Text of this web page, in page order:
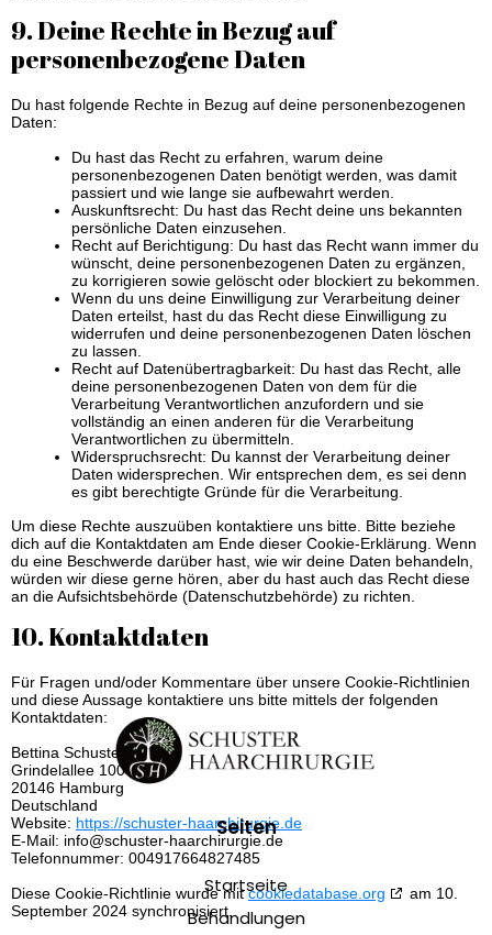
9. Deine Rechte in Bezug auf
personenbezogene Daten
Du hast folgende Rechte in Bezug auf deine personenbezogenen
Daten:
Du hast das Recht zu erfahren, warum deine
personenbezogenen Daten benötigt werden, was damit
passiert und wie lange sie aufbewahrt werden.
Auskunftsrecht: Du hast das Recht deine uns bekannten
persönliche Daten einzusehen.
Recht auf Berichtigung: Du hast das Recht wann immer du
wünscht, deine personenbezogenen Daten zu ergänzen,
zu korrigieren sowie gelöscht oder blockiert zu bekommen.
Wenn du uns deine Einwilligung zur Verarbeitung deiner
Daten erteilst, hast du das Recht diese Einwilligung zu
widerrufen und deine personenbezogenen Daten löschen
zu lassen.
Recht auf Datenübertragbarkeit: Du hast das Recht, alle
deine personenbezogenen Daten von dem für die
Verarbeitung Verantwortlichen anzufordern und sie
vollständig an einen anderen für die Verarbeitung
Verantwortlichen zu übermitteln.
Widerspruchsrecht: Du kannst der Verarbeitung deiner
Daten widersprechen. Wir entsprechen dem, es sei denn
es gibt berechtigte Gründe für die Verarbeitung.
Um diese Rechte auszuüben kontaktiere uns bitte. Bitte beziehe
dich auf die Kontaktdaten am Ende dieser Cookie-Erklärung. Wenn
du eine Beschwerde darüber hast, wie wir deine Daten behandeln,
würden wir diese gerne hören, aber du hast auch das Recht diese
an die Aufsichtsbehörde (Datenschutzbehörde) zu richten.
10. Kontaktdaten
Für Fragen und/oder Kommentare über unsere Cookie-Richtlinien
und diese Aussage kontaktiere uns bitte mittels der folgenden
Kontaktdaten:
Bettina Schuster
Grindelallee 100
20146 Hamburg
Deutschland
Website: https://schuster-haarchirurgie.de
E-Mail: info@schuster-haarchirurgie.de
Telefonnummer: 004917664827485
Diese Cookie-Richtlinie wurde mitcookiedatabase.org
am 10.
September 2024 synchronisiert.
Seiten
Startseite
Behandlungen